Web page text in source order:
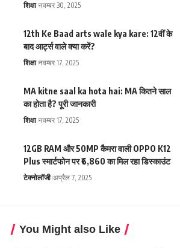
शिक्षा नवम्बर 30, 2025
12th Ke Baad arts wale kya kare: 12वीं के
बाद आर्ट्स वाले क्या करें?
शिक्षा नवम्बर 17, 2025
MA kitne saal ka hota hai: MA कितने साल
का होता है? पूरी जानकारी
शिक्षा नवम्बर 17, 2025
12GB RAM और 50MP कैमरा वाली OPPO K12
Plus स्मार्टफोन पर ₹6,860 का मिल रहा डिस्काउंट
टेक्नोलॉजी अप्रैल 7, 2025
You Might also Like